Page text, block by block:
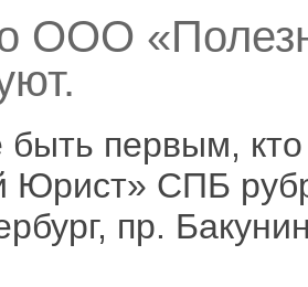
ООО
первым,
Юрист» СПБ
пр.